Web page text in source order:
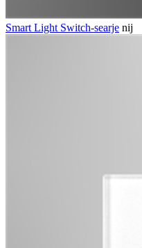
Smart Light Switch-searje nij